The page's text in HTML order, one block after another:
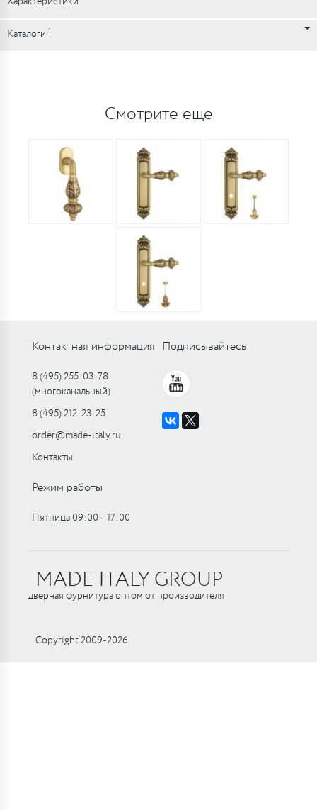
Каталоги 1
Смотрите еще
Контактная информация
8 (495) 255-03-78
(многоканальный)
8 (495) 212-23-25
order@made-italy.ru
Контакты
Подписывайтесь
Режим работы
Пятница 09:00 ‑ 17:00
MADE ITALY GROUP
дверная фурнитура оптом от производителя
Copyright 2009-2026